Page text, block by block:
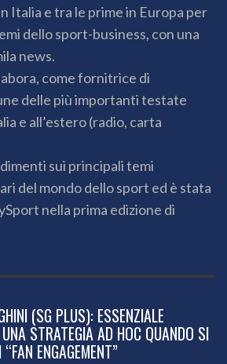
Italia e tra le prime in Europa per
dello sport-business, con una
news.
come fornitrice di
delle più importanti testate
e all’estero (radio, carta
sui principali temi
del mondo dello sport ed è stata
nella prima edizione di
(SG PLUS): ESSENZIALE
UNA STRATEGIA AD HOC QUANDO SI
ENGAGEMENT”